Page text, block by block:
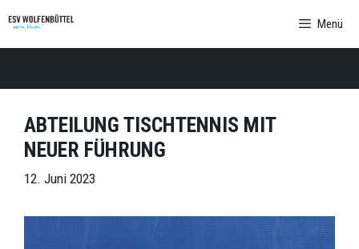
Inhalt
springen
Menü
ABTEILUNG TISCHTENNIS MIT
NEUER FÜHRUNG
12. Juni 2023